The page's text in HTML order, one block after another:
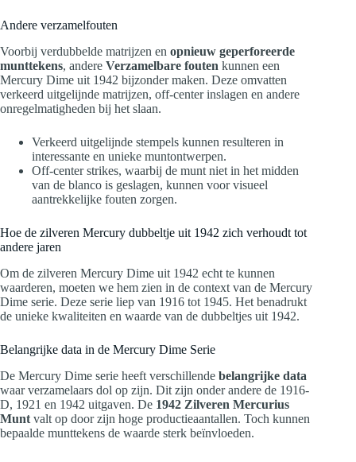
Andere verzamelfouten
Voorbij verdubbelde matrijzen en opnieuw geperforeerde
munttekens, andere Verzamelbare fouten kunnen een
Mercury Dime uit 1942 bijzonder maken. Deze omvatten
verkeerd uitgelijnde matrijzen, off-center inslagen en andere
onregelmatigheden bij het slaan.
Verkeerd uitgelijnde stempels kunnen resulteren in
interessante en unieke muntontwerpen.
Off-center strikes, waarbij de munt niet in het midden
van de blanco is geslagen, kunnen voor visueel
aantrekkelijke fouten zorgen.
Hoe de zilveren Mercury dubbeltje uit 1942 zich verhoudt tot
andere jaren
Om de zilveren Mercury Dime uit 1942 echt te kunnen
waarderen, moeten we hem zien in de context van de Mercury
Dime serie. Deze serie liep van 1916 tot 1945. Het benadrukt
de unieke kwaliteiten en waarde van de dubbeltjes uit 1942.
Belangrijke data in de Mercury Dime Serie
De Mercury Dime serie heeft verschillende belangrijke data
waar verzamelaars dol op zijn. Dit zijn onder andere de 1916-
D, 1921 en 1942 uitgaven. De 1942 Zilveren Mercurius
Munt valt op door zijn hoge productieaantallen. Toch kunnen
bepaalde munttekens de waarde sterk beïnvloeden.